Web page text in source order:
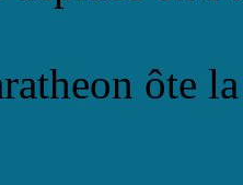
ôte